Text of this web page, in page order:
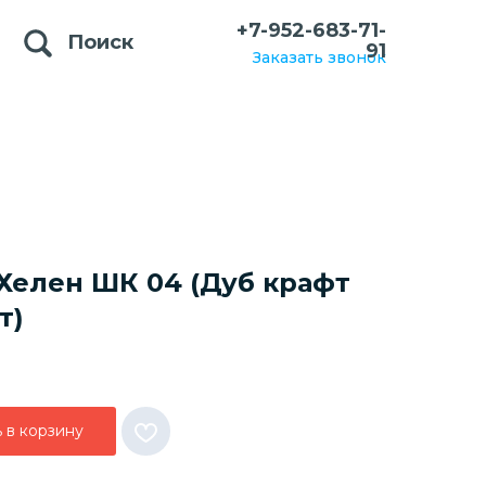
Заказать звонок
+7-952-683-71-
91
Поиск
ШК 04 (Дуб крафт
в корзину